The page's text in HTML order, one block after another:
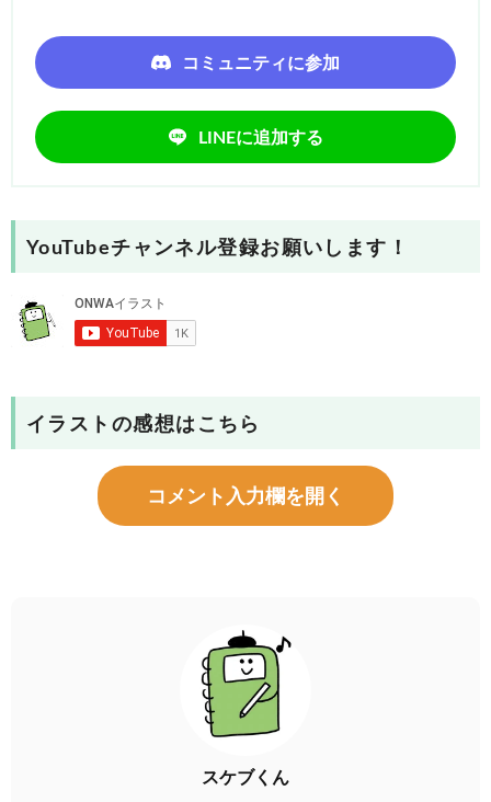
コミュニティに参加
LINEに追加する
YouTubeチャンネル登録お願いします！
イラストの感想はこちら
コメント入力欄を開く
スケブくん